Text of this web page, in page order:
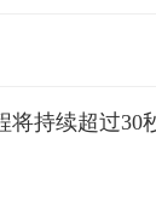
将持续超过30